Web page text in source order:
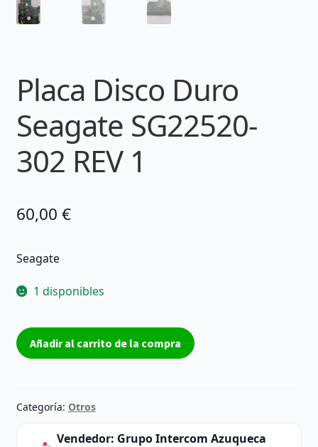
Placa Disco Duro
Seagate SG22520-
302 REV 1
60,00 €
Seagate
1 disponibles
Placa
Disco
SG22520-
302
Añadir al carrito de la compra
Categoría: Otros
Vendedor: Grupo Intercom Azuqueca